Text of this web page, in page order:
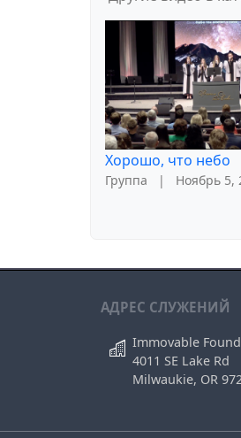
Хорошо, что небо
Группа | Ноябрь 5,
АДРЕС СЛУЖЕНИЙ
Immovable
4011 SE Lake Rd
Milwaukie, OR